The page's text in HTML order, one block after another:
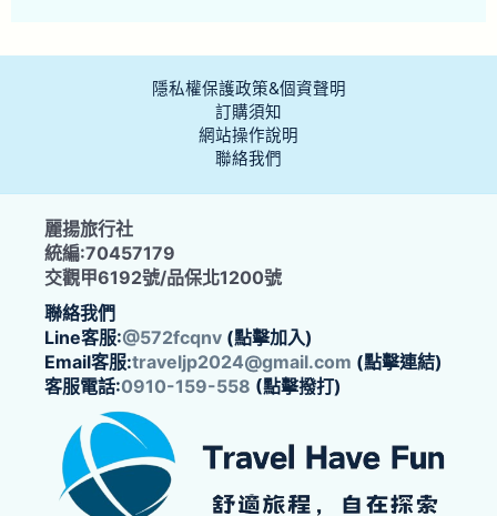
隱私權保護政策&個資聲明
訂購須知
網站操作說明
聯絡我們
麗揚旅行社
統編:70457179
交觀甲6192號/品保北1200號
聯絡我們
Line客服:@572fcqnv (點擊加入)
Email客服:traveljp2024@gmail.com (點擊連結)
客服電話:0910-159-558 (點擊撥打)